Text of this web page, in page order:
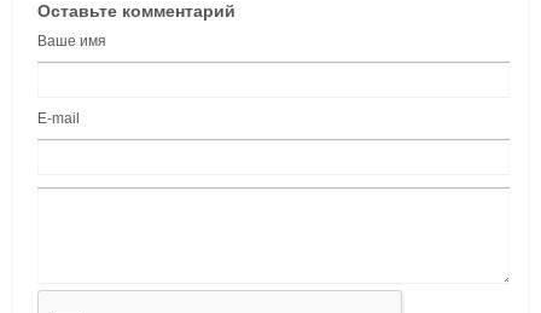
Оставьте комментарий
Ваше имя
E-mail